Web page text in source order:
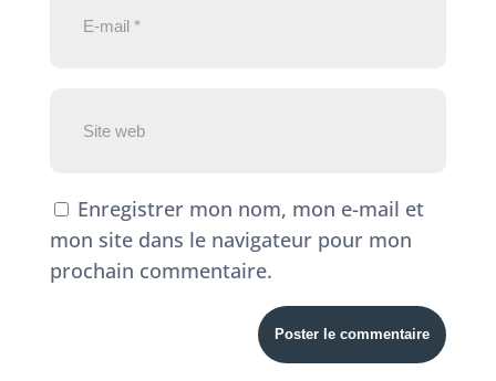
Enregistrer mon nom, mon e-mail et
mon site dans le navigateur pour mon
prochain commentaire.